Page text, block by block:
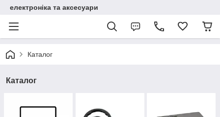
електроніка та аксесуари
Каталог
Каталог